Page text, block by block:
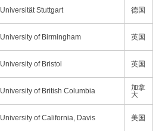
Universität Stuttgart 德国
University of Birmingham 英国
University of Bristol 英国
University of British Columbia
加拿
大
University of California, Davis 美国